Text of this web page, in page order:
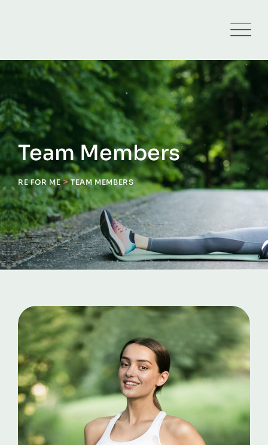
Team Members
RE FOR ME>TEAM MEMBERS